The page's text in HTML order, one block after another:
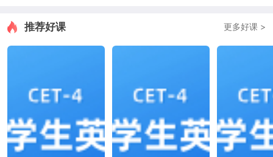
推荐好课 更多好课 >